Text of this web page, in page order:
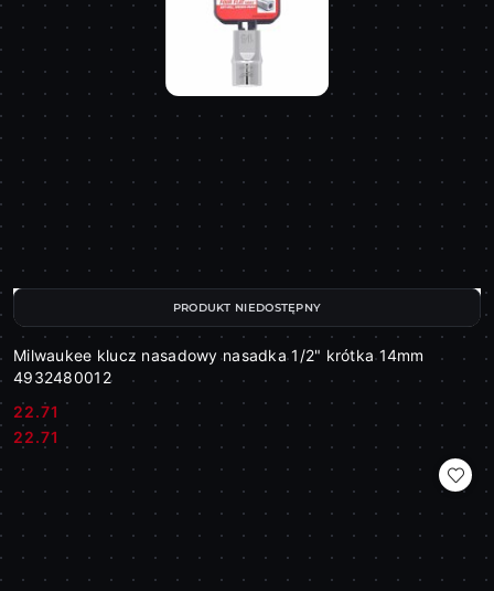
Milwaukee klucz nasadowy nasadka 1/2" krótka 14mm
4932480012
Cena:
22.71
Cena:
22.71
PRODUKT NIEDOSTĘPNY